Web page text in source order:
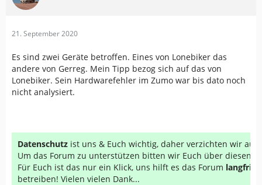
21. September 2020
Es sind zwei Geräte betroffen. Eines von Lonebiker das
andere von Gerreg. Mein Tipp bezog sich auf das von
Lonebiker. Sein Hardwarefehler im Zumo war bis dato noch
nicht analysiert.
Datenschutz ist uns & Euch wichtig, daher verzichten wir auf
Um das Forum zu unterstützen bitten wir Euch über diesen
Für Euch ist das nur ein Klick, uns hilft es das Forum
betreiben! Vielen vielen Dank...